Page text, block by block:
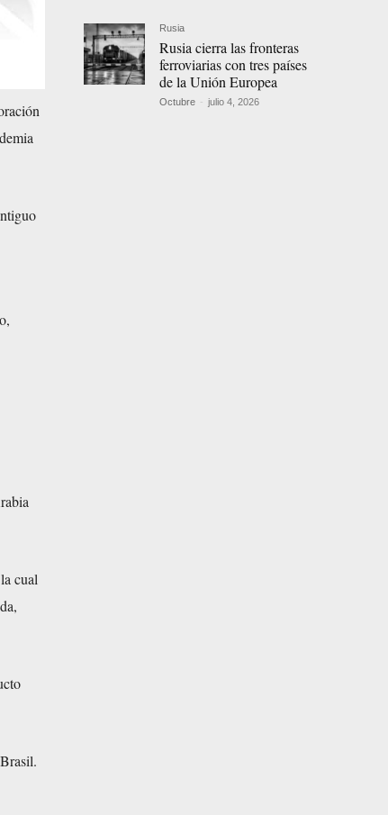
cual
Rusia
Rusia cierra las fronteras
ferroviarias con tres países
de la Unión Europea
Octubre - julio 4, 2026